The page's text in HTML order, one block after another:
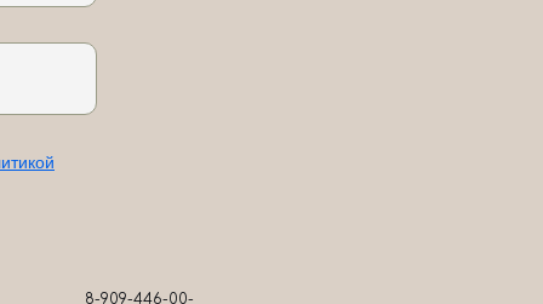
8-909-446-00-